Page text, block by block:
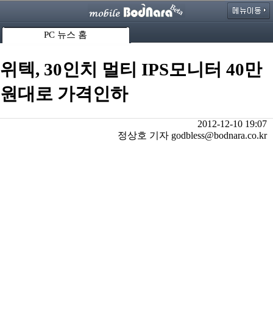
PC 뉴스 홈
위텍, 30인치 멀티 IPS모니터 40만
원대로 가격인하
2012-12-10 19:07
정상호 기자 godbless@bodnara.co.kr